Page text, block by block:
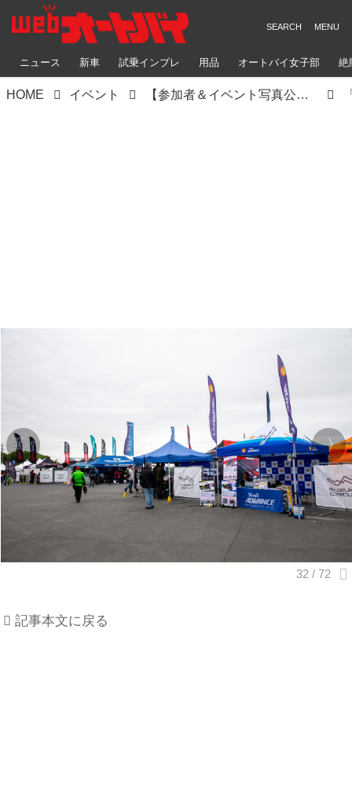
ニュース 新車 試乗インプレ 用品 オートバイ女子部 絶
HOME イベント 【参加者＆イベント写真公開！】ステージイベント復活♪ 雨のアップガレージライダースBIKE!BIKE!BIKE2022（梅本まどか）
記事本文に戻る